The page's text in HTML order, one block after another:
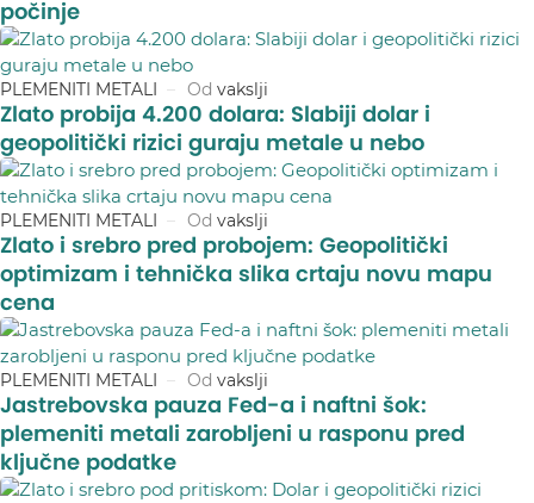
počinje
PLEMENITI METALI Od vakslji
Zlato probija 4.200 dolara: Slabiji dolar i
geopolitički rizici guraju metale u nebo
PLEMENITI METALI Od vakslji
Zlato i srebro pred probojem: Geopolitički
optimizam i tehnička slika crtaju novu mapu
cena
PLEMENITI METALI Od vakslji
Jastrebovska pauza Fed-a i naftni šok:
plemeniti metali zarobljeni u rasponu pred
ključne podatke